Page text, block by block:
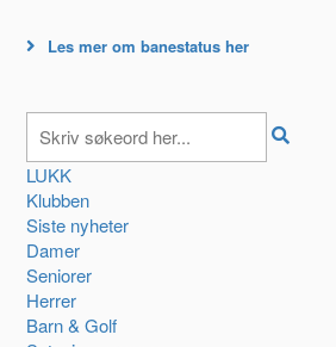
Les mer om banestatus her
LUKK
Klubben
Siste nyheter
Damer
Seniorer
Herrer
Barn & Golf